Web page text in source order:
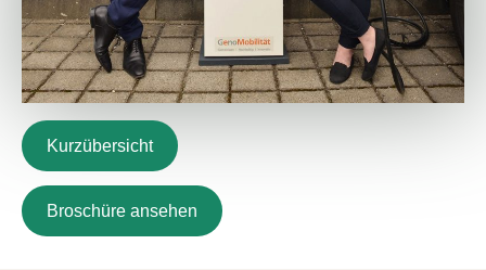
Kurzübersicht
Broschüre ansehen